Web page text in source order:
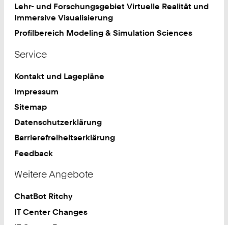
Lehr- und Forschungsgebiet Virtuelle Realität und
Immersive Visualisierung
Profilbereich Modeling & Simulation Sciences
Service
Kontakt und Lagepläne
Impressum
Sitemap
Datenschutzerklärung
Barrierefreiheitserklärung
Feedback
Weitere Angebote
ChatBot Ritchy
IT Center Changes